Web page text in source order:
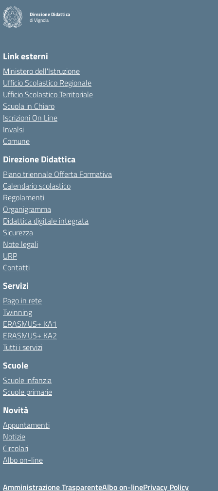
Direzione Didattica
di Vignola
Link esterni
Ministero dell'Istruzione
Ufficio Scolastico Regionale
Ufficio Scolastico Territoriale
Scuola in Chiaro
Iscrizioni On Line
Invalsi
Comune
Direzione Didattica
Piano triennale Offerta Formativa
Calendario scolastico
Regolamenti
Organigramma
Didattica digitale integrata
Sicurezza
Note legali
URP
Contatti
Servizi
Pago in rete
Twinning
ERASMUS+ KA1
ERASMUS+ KA2
Tutti i servizi
Scuole
Scuole infanzia
Scuole primarie
Novità
Appuntamenti
Notizie
Circolari
Albo on-line
Amministrazione TrasparenteAlbo on-linePrivacy Policy